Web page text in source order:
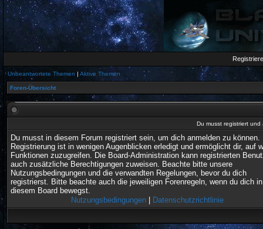
Unbeantwortete Themen |Aktive Themen
Foren-Übersicht
Du musst registriert
Du musst in diesem Forum registriert sein, um dich anmelden zu können.
Registrierung ist in wenigen Augenblicken erledigt und ermöglicht dir, auf
Funktionen zuzugreifen. Die Board-Administration kann registrierten
auch zusätzliche Berechtigungen zuweisen. Beachte bitte unsere
Nutzungsbedingungen und die verwandten Regelungen, bevor du dich
registrierst. Bitte beachte auch die jeweiligen Forenregeln, wenn du dich in
diesem Board bewegst.
Nutzungsbedingungen
Datenschutzrichtlinie